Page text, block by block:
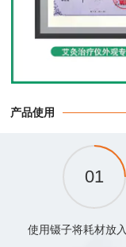
产品使用
使用镊子将耗材放